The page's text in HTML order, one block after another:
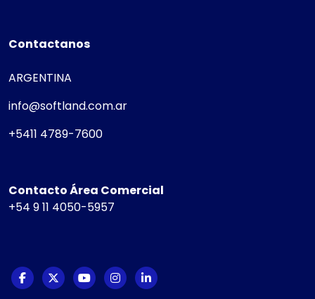
Contactanos
ARGENTINA
info@softland.com.ar
+5411 4789-7600
Contacto Área Comercial
+54 9 11 4050-5957